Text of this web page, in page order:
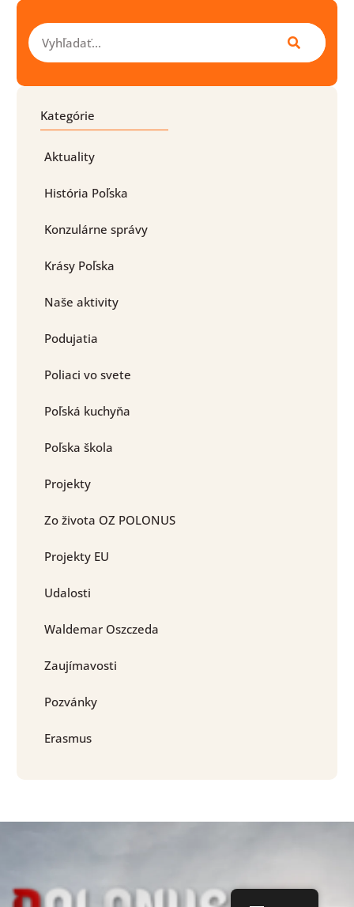
Vyhľadať
Kategórie
Aktuality
História Poľska
Konzulárne správy
Krásy Poľska
Naše aktivity
Podujatia
Poliaci vo svete
Poľská kuchyňa
Poľska škola
Projekty
Zo života OZ POLONUS
Projekty EU
Udalosti
Waldemar Oszczeda
Zaujímavosti
Pozvánky
Erasmus